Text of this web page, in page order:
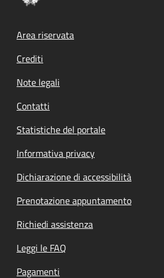
Footer menu
Area riservata
Crediti
Note legali
Contatti
Statistiche del portale
Informativa privacy
Dichiarazione di accessibilità
Prenotazione appuntamento
Richiedi assistenza
Leggi le FAQ
Pagamenti